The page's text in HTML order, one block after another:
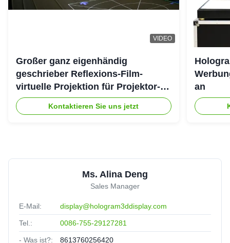
VIDEO
Großer ganz eigenhändig
geschrieber Reflexions-Film-
virtuelle Projektion für Projektor-
System des Hologramm-3D
Kontaktieren Sie uns jetzt
an
Ms. Alina Deng
Sales Manager
E-Mail: display@hologram3ddisplay.com
Tel.: 0086-755-29127281
- Was ist?: 8613760256420